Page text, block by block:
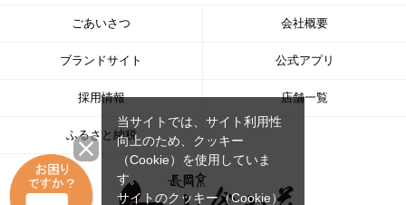
ごあいさつ 会社概要
ブランドサイト 公式アプリ
採用情報 店舗一覧
ふるさと納税
当サイトでは、サイト利用性
向上のため、クッキー
（Cookie）を使用していま
す。
サイトのクッキー（Cookie）